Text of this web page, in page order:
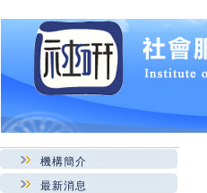
機構簡介
最新消息